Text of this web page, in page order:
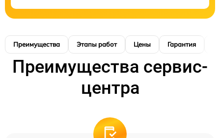
Преимущества Этапы работ Цены Гарантия
Преимущества сервис-
центра